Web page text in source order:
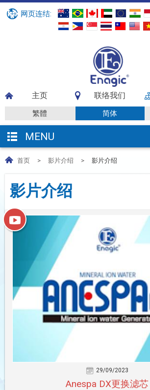
网页连结:
主页 联络我们
繁體 简体
MENU
首页 > 影片介绍 > 影片介绍
影片介绍
29/09/2023
Anespa DX更换滤芯